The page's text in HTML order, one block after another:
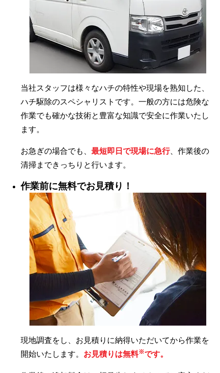
当社スタッフは様々なハチの特性や現場を熟知した、
ハチ駆除のスペシャリストです。一般の方には危険な
作業でも確かな技術と豊富な知識で安全に作業いたし
ます。
お急ぎの場合でも、 最短即日で現場に急行、作業後の
清掃まできっちりと行います。
作業前に無料でお見積り！
現地調査をし、お見積りに納得いただいてから作業を
開始いたします。 お見積りは無料※です。